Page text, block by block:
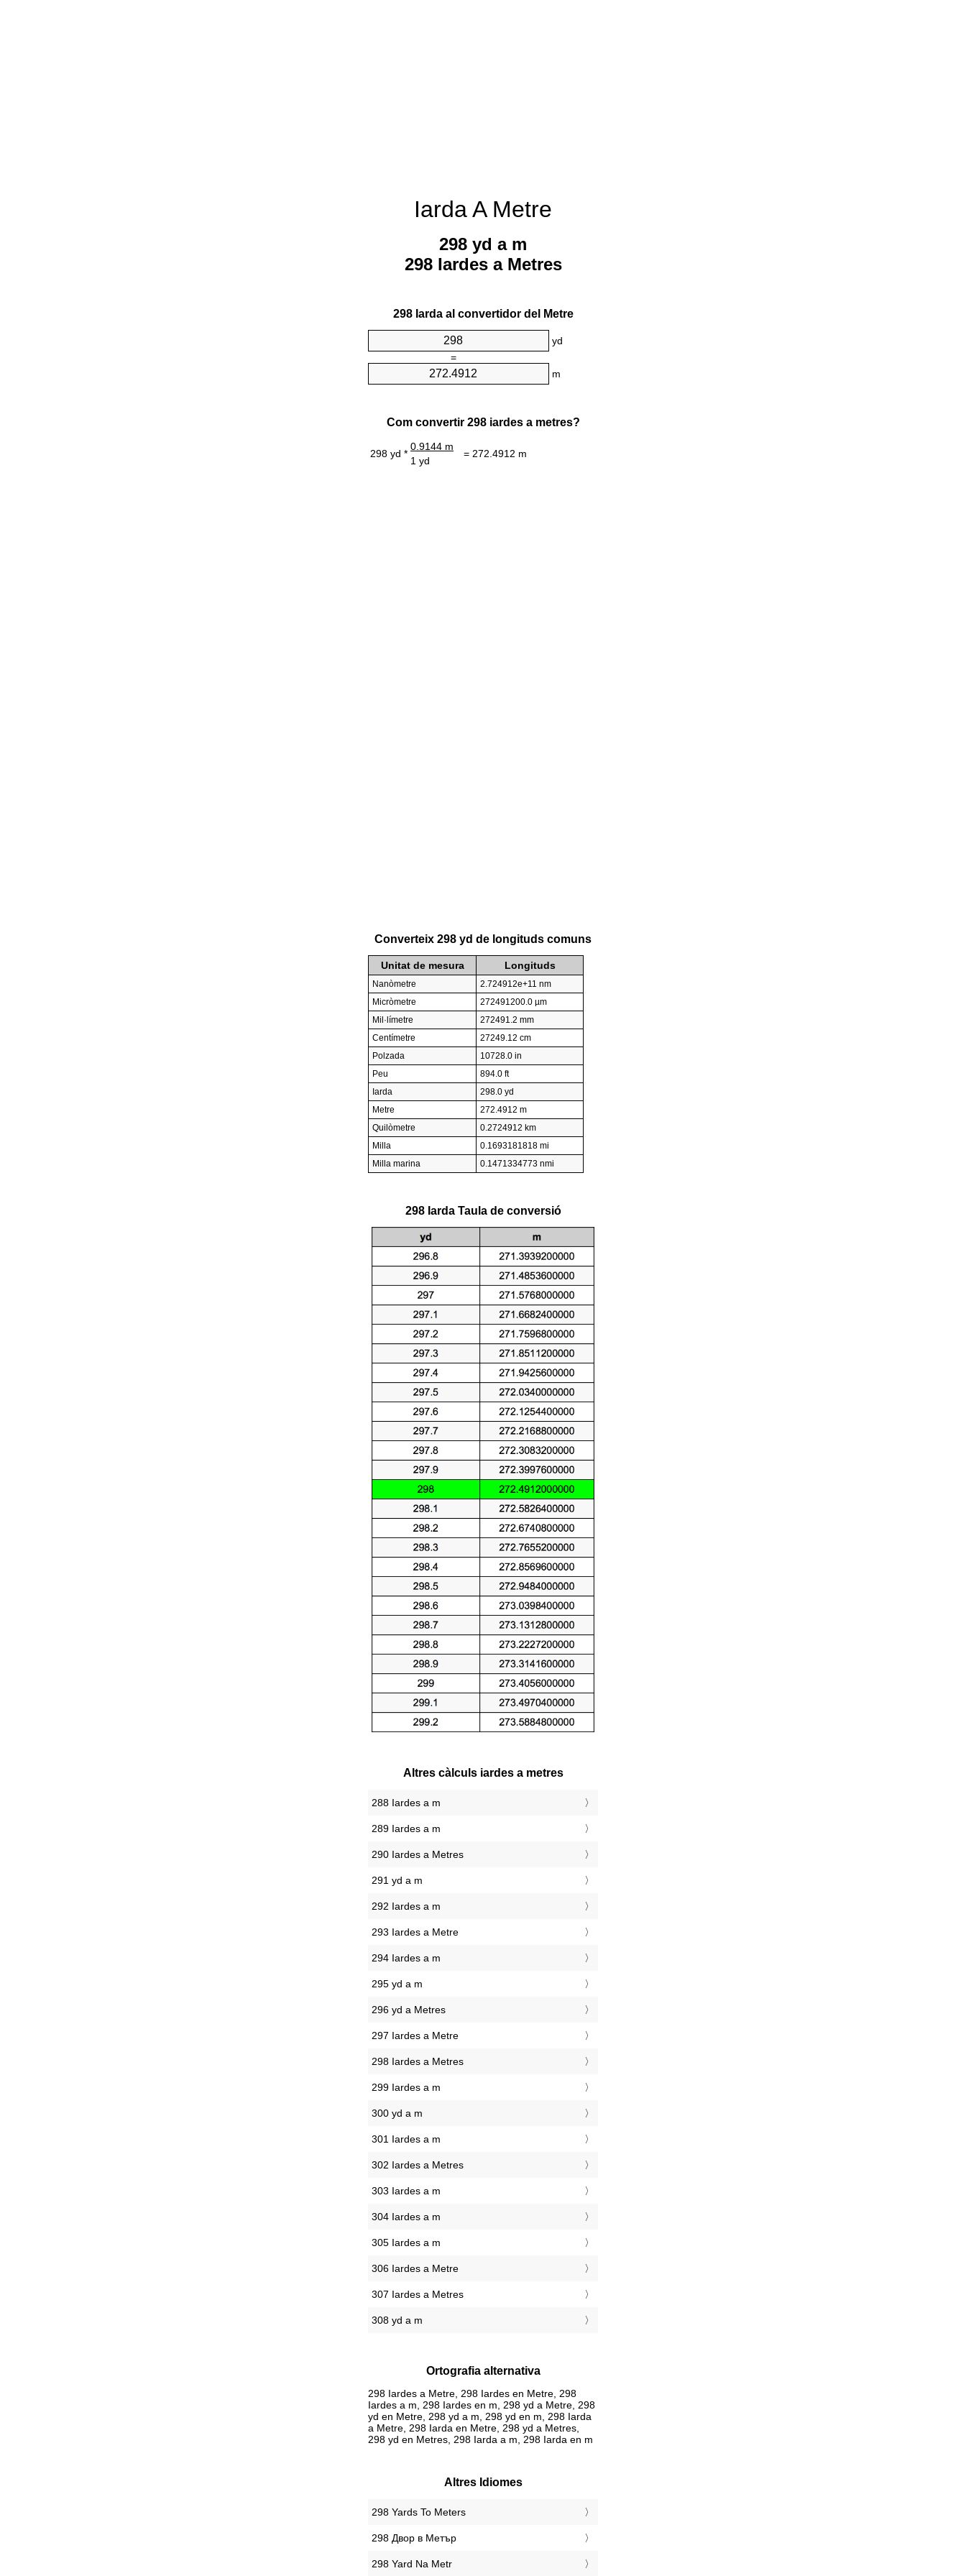
Iarda A Metre
298 yd a m
298 Iardes a Metres
298 Iarda al convertidor del Metre
yd
=
m
Com convertir 298 iardes a metres?
298 yd *
0.9144 m
= 272.4912 m
1 yd
Converteix 298 yd de longituds comuns
Unitat de mesura Longituds
Nanòmetre
2.724912e+11 nm
Micròmetre
272491200.0 µm
Mil·límetre
272491.2 mm
Centímetre
27249.12 cm
Polzada
10728.0 in
Peu
894.0 ft
Iarda
298.0 yd
Metre
272.4912 m
Quilòmetre
0.2724912 km
Milla
0.1693181818 mi
Milla marina
0.1471334773 nmi
298 Iarda Taula de conversió
Altres càlculs iardes a metres
288 Iardes a m
289 Iardes a m
290 Iardes a Metres
291 yd a m
292 Iardes a m
293 Iardes a Metre
294 Iardes a m
295 yd a m
296 yd a Metres
297 Iardes a Metre
298 Iardes a Metres
299 Iardes a m
300 yd a m
301 Iardes a m
302 Iardes a Metres
303 Iardes a m
304 Iardes a m
305 Iardes a m
306 Iardes a Metre
307 Iardes a Metres
308 yd a m
Ortografia alternativa
298 Iardes a Metre, 298 Iardes en Metre, 298
Iardes a m, 298 Iardes en m, 298 yd a Metre, 298
yd en Metre, 298 yd a m, 298 yd en m, 298 Iarda
a Metre, 298 Iarda en Metre, 298 yd a Metres,
298 yd en Metres, 298 Iarda a m, 298 Iarda en m
Altres Idiomes
‎298 Yards To Meters
‎298 Двор в Метър
‎298 Yard Na Metr